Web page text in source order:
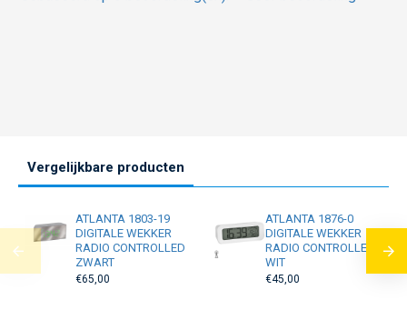
Vergelijkbare producten
ATLANTA 1803-19
DIGITALE WEKKER
RADIO CONTROLLED
ZWART
€65,00
ATLANTA 1876-0
DIGITALE WEKKER
RADIO CONTROLLED
WIT
€45,00